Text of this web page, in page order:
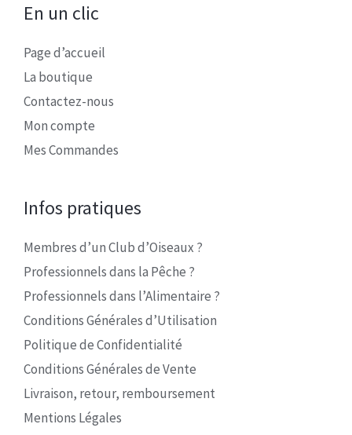
En un clic
Page d’accueil
La boutique
Contactez-nous
Mon compte
Mes Commandes
Infos pratiques
Membres d’un Club d’Oiseaux ?
Professionnels dans la Pêche ?
Professionnels dans l’Alimentaire ?
Conditions Générales d’Utilisation
Politique de Confidentialité
Conditions Générales de Vente
Livraison, retour, remboursement
Mentions Légales